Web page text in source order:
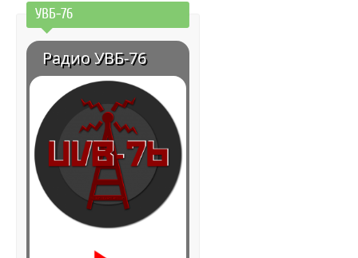
УВБ-76
Радио УВБ-76